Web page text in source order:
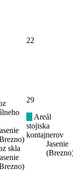
22
skla
29
Areál
stojiska
kontajnerov
Jasenie